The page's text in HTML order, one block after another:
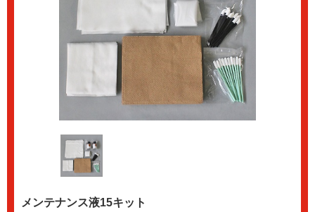
メンテナンス液15キット